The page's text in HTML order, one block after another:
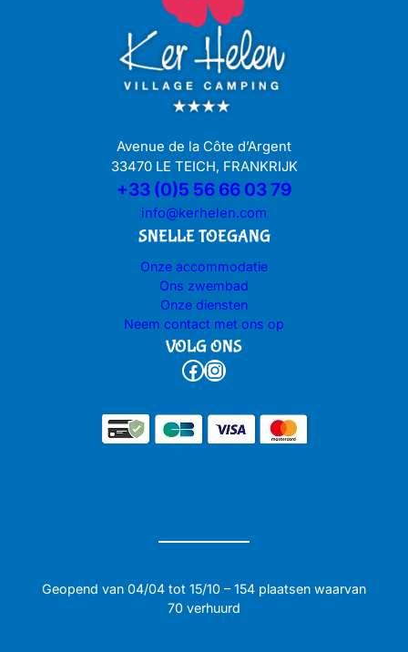
Avenue de la Côte d’Argent
33470 LE TEICH, FRANKRIJK
+33 (0)5 56 66 03 79
info@kerhelen.com
SNELLE TOEGANG
Onze accommodatie
Ons zwembad
Onze diensten
Neem contact met ons op
VOLG ONS
Facebook Instagram
Geopend van 04/04 tot 15/10 – 154 plaatsen waarvan
70 verhuurd